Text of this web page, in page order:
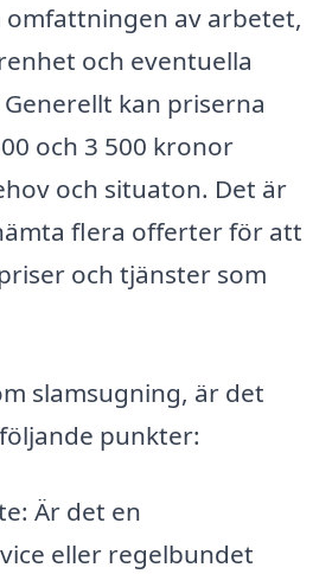
omfattningen av arbetet,
och eventuella
kan priserna
och 3 500 kronor
och situaton. Det är
flera offerter för att
och tjänster som
slamsugning, är det
punkter:
Är det en
eller regelbundet